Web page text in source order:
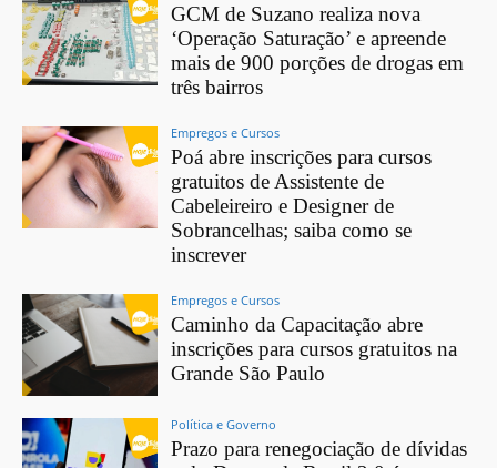
GCM de Suzano realiza nova
‘Operação Saturação’ e apreende
mais de 900 porções de drogas em
três bairros
Empregos e Cursos
Poá abre inscrições para cursos
gratuitos de Assistente de
Cabeleireiro e Designer de
Sobrancelhas; saiba como se
inscrever
Empregos e Cursos
Caminho da Capacitação abre
inscrições para cursos gratuitos na
Grande São Paulo
Política e Governo
Prazo para renegociação de dívidas